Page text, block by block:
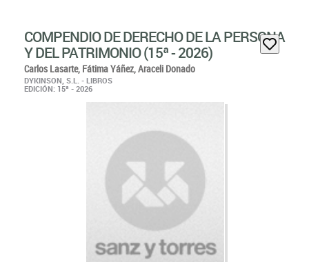
COMPENDIO DE DERECHO DE LA PERSONA
Y DEL PATRIMONIO (15ª - 2026)
Carlos Lasarte,Fátima Yáñez,Araceli Donado
DYKINSON, S.L. - LIBROS
EDICIÓN: 15ª - 2026